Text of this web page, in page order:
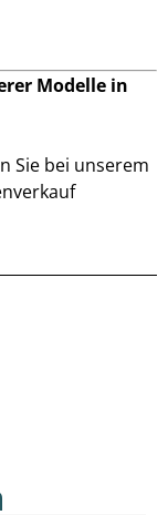
Modelle in
Sie bei unserem